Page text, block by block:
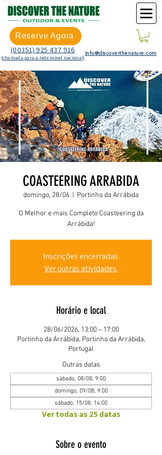
Reserve Agora
(00351) 925 437 916
(chamada para a rede móvel nacional)
info@discoverthenature.com
COASTEERING ARRABIDA
domingo, 28/06 Portinho da Arrábida
O Melhor e mais Completo Coasteering da
Arrábida!
Inscrições encerradas.
Ver outras atividades.
Horário e local
28/06/2026, 13:00 – 17:00
Portinho da Arrábida, Portinho da Arrábida,
Portugal
Outras datas
sábado, 08/08, 9:00
domingo, 09/08, 9:00
sábado, 15/08, 14:00
Ver todas as 25 datas
Sobre o evento